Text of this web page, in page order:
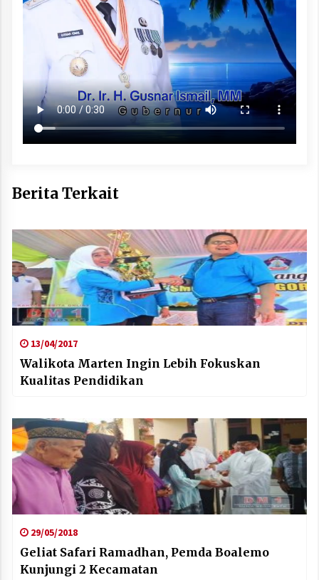
Berita Terkait
13/04/2017
Walikota Marten Ingin Lebih Fokuskan
Kualitas Pendidikan
29/05/2018
Geliat Safari Ramadhan, Pemda Boalemo
Kunjungi 2 Kecamatan